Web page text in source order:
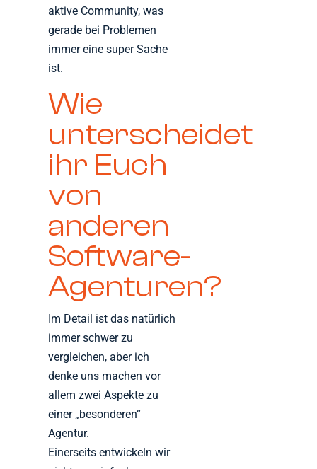
aktive Community, was
gerade bei Problemen
immer eine super Sache
ist.
Wie
unterscheidet
ihr Euch
von
anderen
Software-
Agenturen?
Im Detail ist das natürlich
immer schwer zu
vergleichen, aber ich
denke uns machen vor
allem zwei Aspekte zu
einer „besonderen“
Agentur.
Einerseits entwickeln wir